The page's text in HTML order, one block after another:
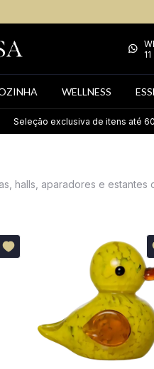
WELLNESS
de itens até 60% Off.
halls, aparadores e estantes